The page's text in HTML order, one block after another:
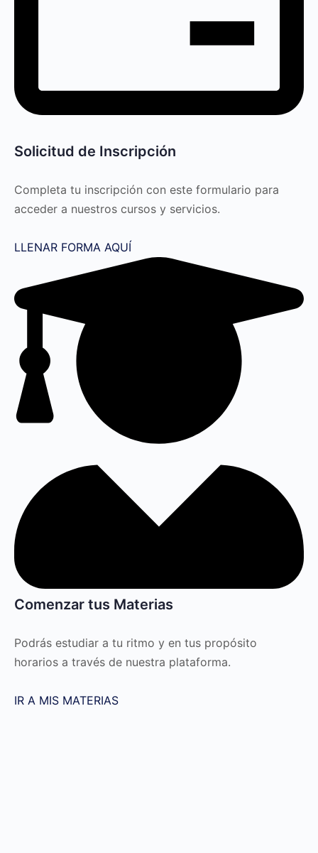
Solicitud de Inscripción
Completa tu inscripción con este formulario para
acceder a nuestros cursos y servicios.
LLENAR FORMA AQUÍ
Comenzar tus Materias
Podrás estudiar a tu ritmo y en tus propósito
horarios a través de nuestra plataforma.
IR A MIS MATERIAS